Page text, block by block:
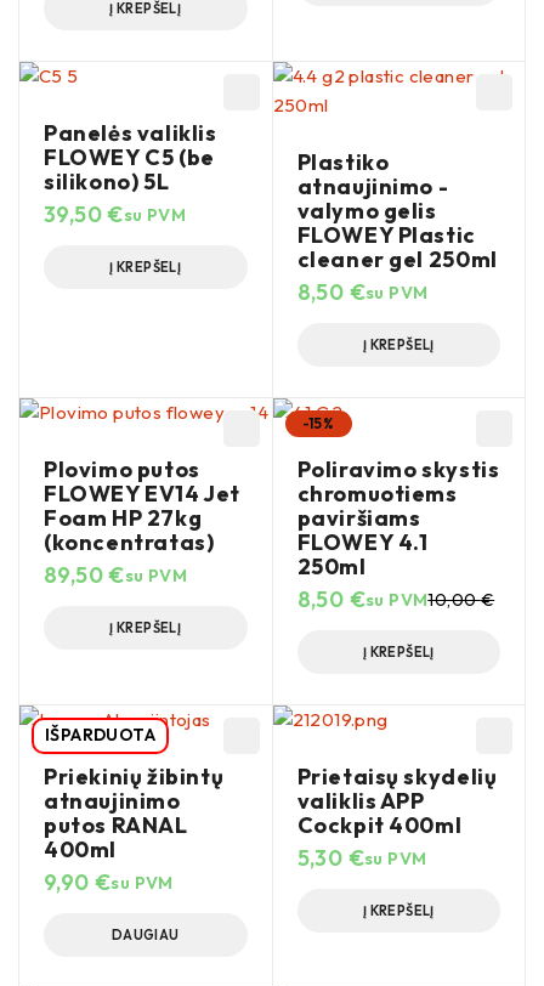
Į KREPŠELĮ
Panelės valiklis
FLOWEY C5 (be
silikono) 5L
39,50€su PVM
Į KREPŠELĮ
Plastiko
atnaujinimo -
valymo gelis
FLOWEY Plastic
cleaner gel 250ml
8,50 €su PVM
Į KREPŠELĮ
Plovimo putos
FLOWEY EV14 Jet
Foam HP 27kg
(koncentratas)
89,50€su PVM
Į KREPŠELĮ
-15%
Poliravimo skystis
chromuotiems
paviršiams
FLOWEY 4.1
250ml
10,00€
8,50 €su PVM
Į KREPŠELĮ
IŠPARDUOTA
Priekinių žibintų
atnaujinimo
putos RANAL
400ml
9,90 €su PVM
DAUGIAU
Prietaisų skydelių
valiklis APP
Cockpit 400ml
5,30 €su PVM
Į KREPŠELĮ